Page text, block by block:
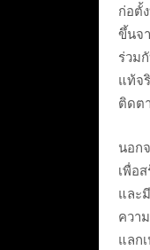
ก่อตั้
ขึ้นจ
ร่วม
แท้จ
ติดต
นอก
เพื่อ
และ
ควา
แลก